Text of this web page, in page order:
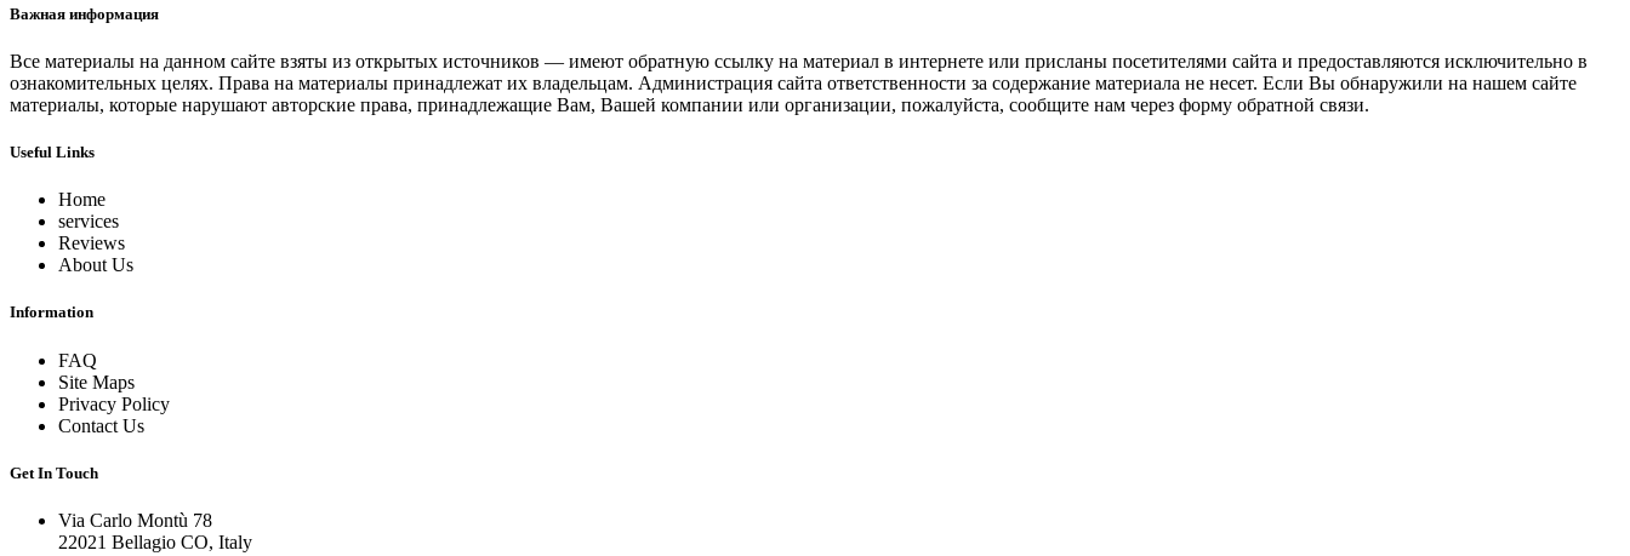
Важная информация
Все материалы на данном сайте взяты из открытых источников — имеют обратную ссылку на материал в интернете или присланы посетителями сайта и предоставляются исключительно в
ознакомительных целях. Права на материалы принадлежат их владельцам. Администрация сайта ответственности за содержание материала не несет. Если Вы обнаружили на нашем сайте
материалы, которые нарушают авторские права, принадлежащие Вам, Вашей компании или организации, пожалуйста, сообщите нам через форму обратной связи.
Useful Links
Home
services
Reviews
About Us
Information
FAQ
Site Maps
Privacy Policy
Contact Us
Get In Touch
Via Carlo Montù 78
22021 Bellagio CO, Italy